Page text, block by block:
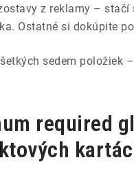
z reklamy –
Ostatné si dokúpite
sedem položiek
required